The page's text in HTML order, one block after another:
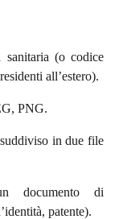
sanitaria (o codice
all’estero).
PNG.
in due file
documento di
patente).